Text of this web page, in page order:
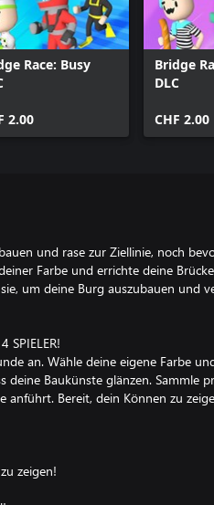
Race: Busy
2.00
Bridge
DLC
CHF 2.00
und rase zur Ziellinie, noch
Farbe und errichte deine
um deine Burg auszubauen und
SPIELER!
an. Wähle deine eigene Farbe
deine Baukünste glänzen. Sammle
anführt. Bereit, dein Können zu
zeigen!